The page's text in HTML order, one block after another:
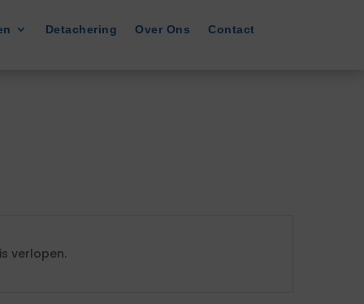
Detachering Over Ons Contact
verlopen.